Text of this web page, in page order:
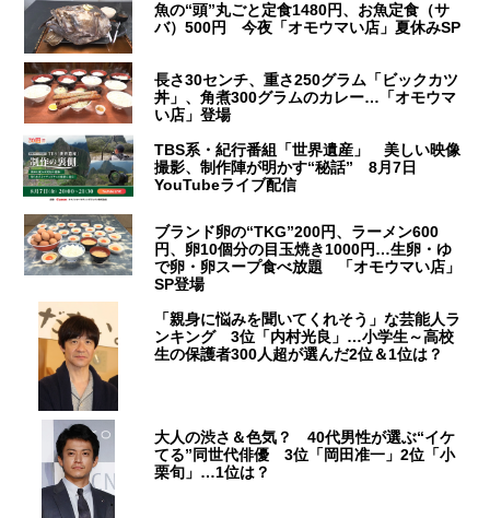
魚の“頭”丸ごと定食1480円、お魚定食（サ
バ）500円 今夜「オモウマい店」夏休みSP
長さ30センチ、重さ250グラム「ビックカツ
丼」、角煮300グラムのカレー…「オモウマ
い店」登場
TBS系・紀行番組「世界遺産」 美しい映像
撮影、制作陣が明かす“秘話” 8月7日
YouTubeライブ配信
ブランド卵の“TKG”200円、ラーメン600
円、卵10個分の目玉焼き1000円…生卵・ゆ
で卵・卵スープ食べ放題 「オモウマい店」
SP登場
「親身に悩みを聞いてくれそう」な芸能人ラ
ンキング 3位「内村光良」…小学生～高校
生の保護者300人超が選んだ2位＆1位は？
大人の渋さ＆色気？ 40代男性が選ぶ“イケ
てる”同世代俳優 3位「岡田准一」2位「小
栗旬」…1位は？